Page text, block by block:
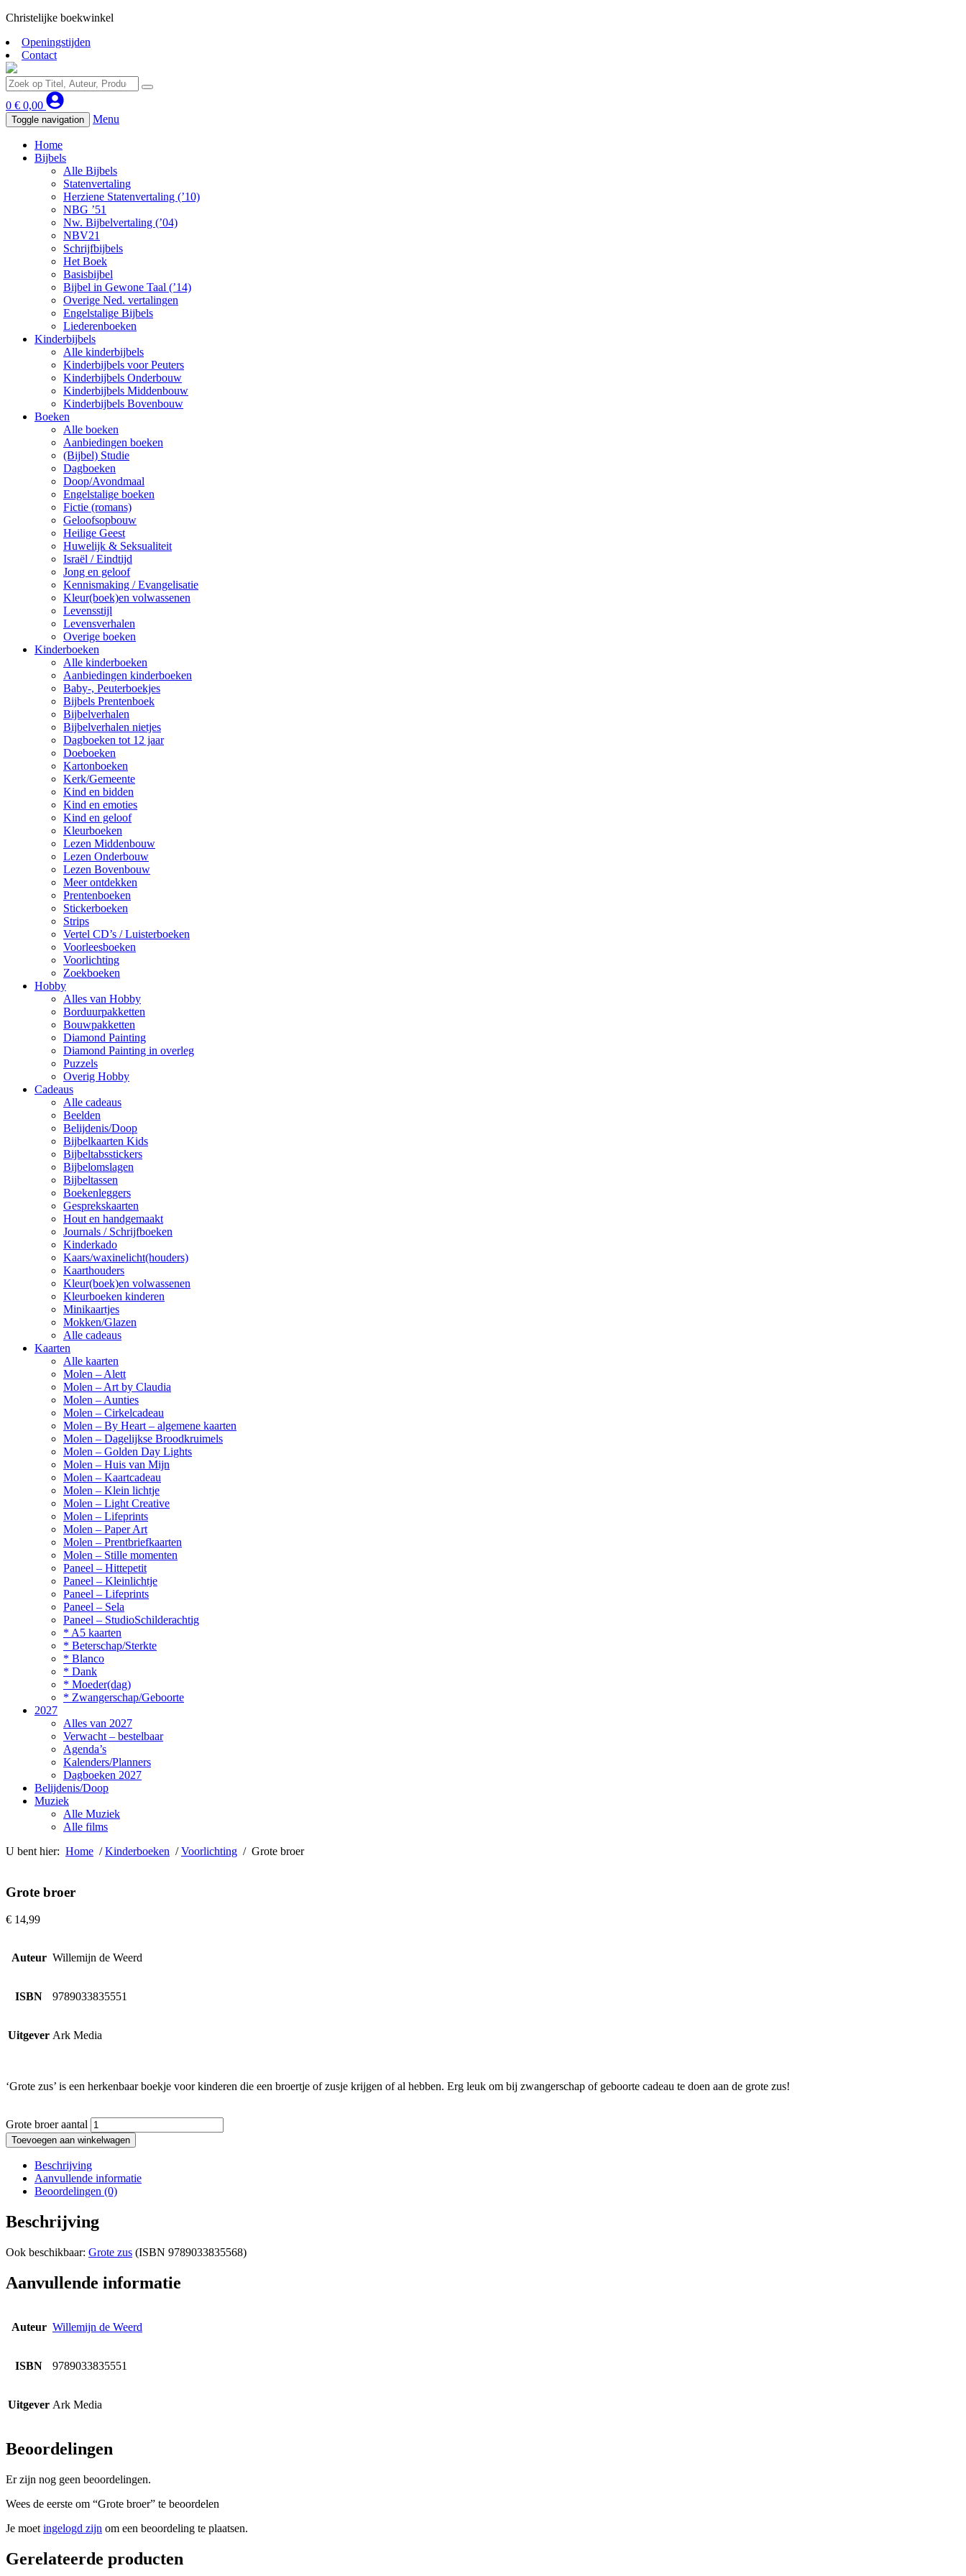
Christelijke boekwinkel
Openingstijden
Contact
0 € 0,00
Toggle navigation Menu
Home
Bijbels
Alle Bijbels
Statenvertaling
Herziene Statenvertaling (’10)
NBG ’51
Nw. Bijbelvertaling (’04)
NBV21
Schrijfbijbels
Het Boek
Basisbijbel
Bijbel in Gewone Taal (’14)
Overige Ned. vertalingen
Engelstalige Bijbels
Liederenboeken
Kinderbijbels
Alle kinderbijbels
Kinderbijbels voor Peuters
Kinderbijbels Onderbouw
Kinderbijbels Middenbouw
Kinderbijbels Bovenbouw
Boeken
Alle boeken
Aanbiedingen boeken
(Bijbel) Studie
Dagboeken
Doop/Avondmaal
Engelstalige boeken
Fictie (romans)
Geloofsopbouw
Heilige Geest
Huwelijk & Seksualiteit
Israël / Eindtijd
Jong en geloof
Kennismaking / Evangelisatie
Kleur(boek)en volwassenen
Levensstijl
Levensverhalen
Overige boeken
Kinderboeken
Alle kinderboeken
Aanbiedingen kinderboeken
Baby-, Peuterboekjes
Bijbels Prentenboek
Bijbelverhalen
Bijbelverhalen nietjes
Dagboeken tot 12 jaar
Doeboeken
Kartonboeken
Kerk/Gemeente
Kind en bidden
Kind en emoties
Kind en geloof
Kleurboeken
Lezen Middenbouw
Lezen Onderbouw
Lezen Bovenbouw
Meer ontdekken
Prentenboeken
Stickerboeken
Strips
Vertel CD’s / Luisterboeken
Voorleesboeken
Voorlichting
Zoekboeken
Hobby
Alles van Hobby
Borduurpakketten
Bouwpakketten
Diamond Painting
Diamond Painting in overleg
Puzzels
Overig Hobby
Cadeaus
Alle cadeaus
Beelden
Belijdenis/Doop
Bijbelkaarten Kids
Bijbeltabsstickers
Bijbelomslagen
Bijbeltassen
Boekenleggers
Gesprekskaarten
Hout en handgemaakt
Journals / Schrijfboeken
Kinderkado
Kaars/waxinelicht(houders)
Kaarthouders
Kleur(boek)en volwassenen
Kleurboeken kinderen
Minikaartjes
Mokken/Glazen
Alle cadeaus
Kaarten
Alle kaarten
Molen – Alett
Molen – Art by Claudia
Molen – Aunties
Molen – Cirkelcadeau
Molen – By Heart – algemene kaarten
Molen – Dagelijkse Broodkruimels
Molen – Golden Day Lights
Molen – Huis van Mijn
Molen – Kaartcadeau
Molen – Klein lichtje
Molen – Light Creative
Molen – Lifeprints
Molen – Paper Art
Molen – Prentbriefkaarten
Molen – Stille momenten
Paneel – Hittepetit
Paneel – Kleinlichtje
Paneel – Lifeprints
Paneel – Sela
Paneel – StudioSchilderachtig
* A5 kaarten
* Beterschap/Sterkte
* Blanco
* Dank
* Moeder(dag)
* Zwangerschap/Geboorte
2027
Alles van 2027
Verwacht – bestelbaar
Agenda’s
Kalenders/Planners
Dagboeken 2027
Belijdenis/Doop
Muziek
Alle Muziek
Alle films
U bent hier: Home /Kinderboeken /Voorlichting / Grote broer
Grote broer
€ 14,99
Auteur Willemijn de Weerd
ISBN 9789033835551
Uitgever Ark Media
‘Grote zus’ is een herkenbaar boekje voor kinderen die een broertje of zusje krijgen of al hebben. Erg leuk om bij zwangerschap of geboorte cadeau te doen aan de grote zus!
Grote broer aantal
Toevoegen aan winkelwagen
Beschrijving
Aanvullende informatie
Beoordelingen (0)
Beschrijving
Ook beschikbaar: Grote zus (ISBN 9789033835568)
Aanvullende informatie
Auteur Willemijn de Weerd
ISBN 9789033835551
Uitgever Ark Media
Beoordelingen
Er zijn nog geen beoordelingen.
Wees de eerste om “Grote broer” te beoordelen
Je moet ingelogd zijn om een beoordeling te plaatsen.
Gerelateerde producten